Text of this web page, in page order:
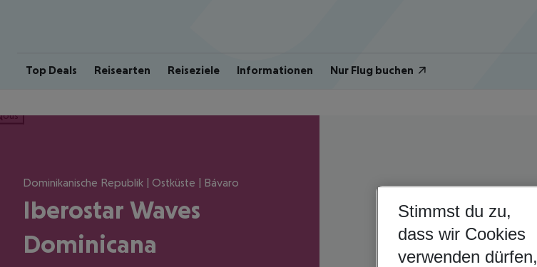
Top Deals Reisearten Reiseziele Informationen Nur Flug buchen
Dominikanische Republik | Ostküste | Bávaro
Iberostar Waves
Dominicana
Stimmst du zu,
dass wir Cookies
verwenden dürfen,